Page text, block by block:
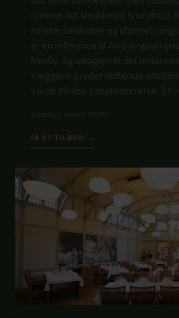
rummet det smukkeste lysindfald.
mindre selskaber og uformel
er en reference til
Miniby, og udsigten til det
Væggene pryder skiftende
Varde Miniby. Lokalestørrelse: 3,5 ×
FÅ ET TILBUD →